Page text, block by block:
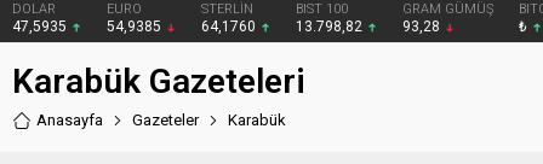
DOLAR
47,5935
EURO
54,9385
STERLİN
64,1760
BIST 100
13.798,82
GRAM GÜMÜŞ
93,28 ₺
Karabük Gazeteleri
Anasayfa Gazeteler Karabük